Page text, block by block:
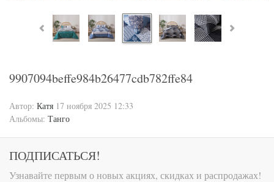
9907094beffe984b26477cdb782ffe84
Автор: Катя 17 ноября 2025 12:33
Альбомы: Танго
ПОДПИСАТЬСЯ!
Узнавайте первым о новых акциях, скидках и распродажах!